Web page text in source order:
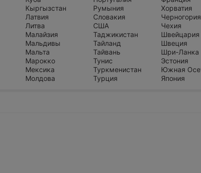
Кыргызстан
Латвия
Литва
Малайзия
Мальдивы
Мальта
Марокко
Мексика
Молдова
Румыния
Словакия
США
Таджикистан
Тайланд
Тайвань
Тунис
Туркменистан
Турция
Хорватия
Черногория
Чехия
Швейцария
Швеция
Шри-Ланка
Эстония
Южная
Япония